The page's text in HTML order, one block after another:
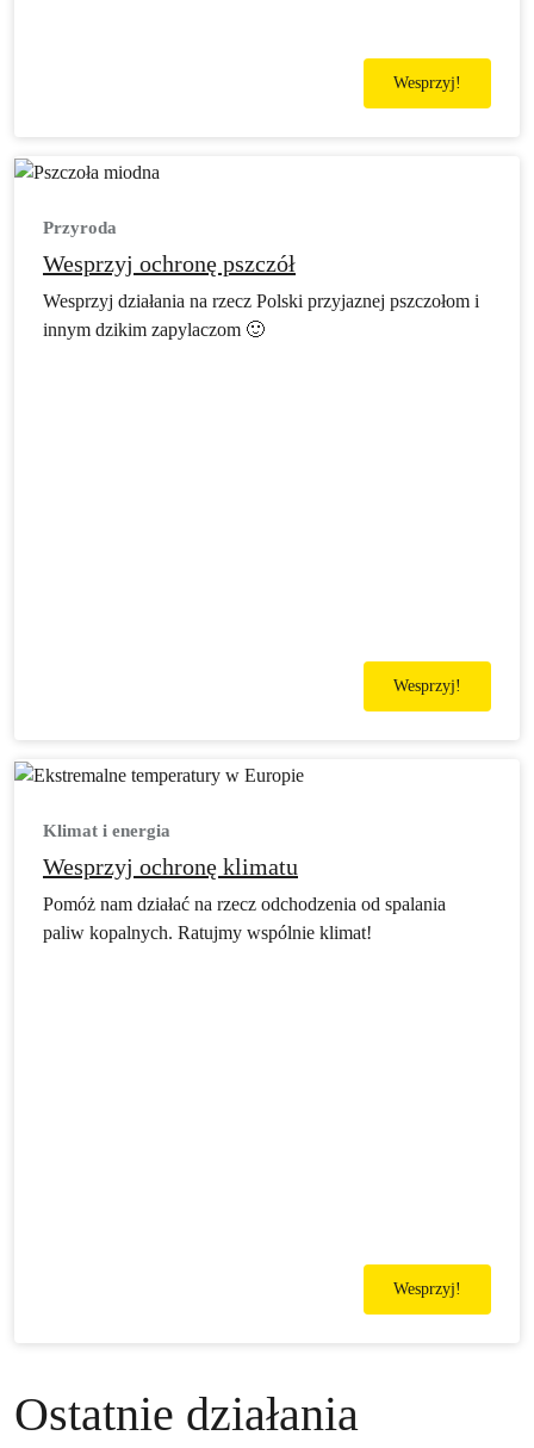
Wesprzyj!
Przyroda
Wesprzyj ochronę pszczół
Wesprzyj działania na rzecz Polski przyjaznej pszczołom i
innym dzikim zapylaczom 🙂
Wesprzyj!
Klimat i energia
Wesprzyj ochronę klimatu
Pomóż nam działać na rzecz odchodzenia od spalania
paliw kopalnych. Ratujmy wspólnie klimat!
Wesprzyj!
Ostatnie działania